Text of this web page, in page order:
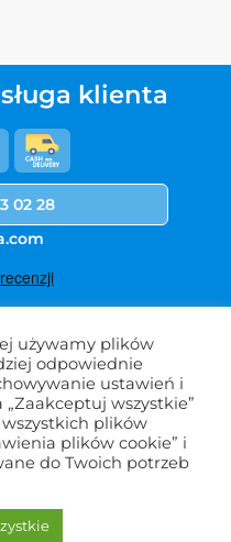
klienta
02 28
pytania
używamy plików
odpowiednie
ustawień i
wszystkie”
plików
plików cookie” i
do Twoich potrzeb